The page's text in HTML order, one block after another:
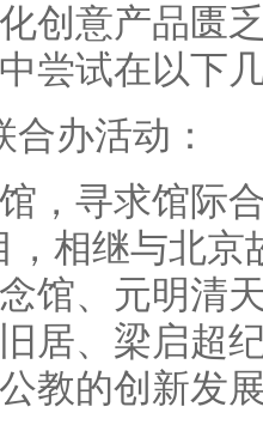
创意产品匮
尝试在以下
合办活动：
，寻求馆际
，相继与北
馆、元明清
居、梁启超
教的创新发